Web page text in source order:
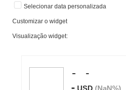
Selecionar data personalizada
Customizar o widget
Visualização widget: